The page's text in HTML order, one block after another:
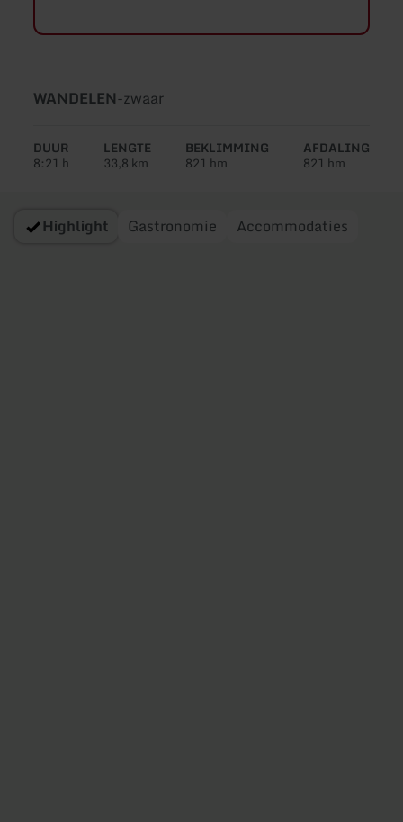
Soort
WANDELEN-Moeilijkheidsgraad:
zwaar
DUUR
8:21 h
LENGTE
33,8 km
BEKLIMMING
821 hm
AFDALING
821 hm
Highlight Gastronomie Accommodaties